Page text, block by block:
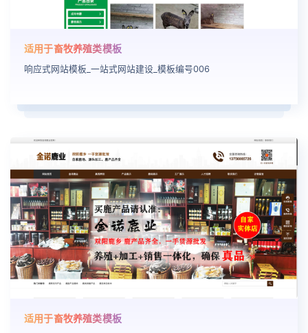
适用于畜牧养殖类模板
响应式网站模板_一站式网站建设_模板编号006
适用于畜牧养殖类模板